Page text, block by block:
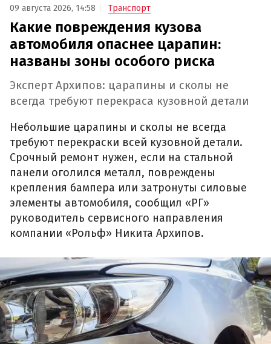
09 августа 2026, 14:58 Транспорт
Какие повреждения кузова
автомобиля опаснее царапин:
названы зоны особого риска
Эксперт Архипов: царапины и сколы не
всегда требуют перекраса кузовной детали
Небольшие царапины и сколы не всегда
требуют перекраски всей кузовной детали.
Срочный ремонт нужен, если на стальной
панели оголился металл, повреждены
крепления бампера или затронуты силовые
элементы автомобиля, сообщил «РГ»
руководитель сервисного направления
компании «Рольф» Никита Архипов.